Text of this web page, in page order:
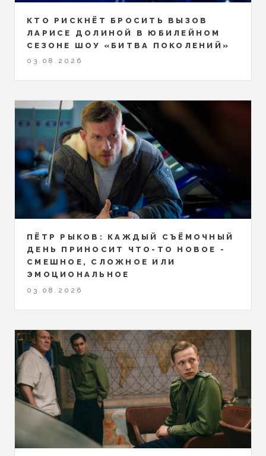
КТО РИСКНЁТ БРОСИТЬ ВЫЗОВ
ЛАРИСЕ ДОЛИНОЙ В ЮБИЛЕЙНОМ
СЕЗОНЕ ШОУ «БИТВА ПОКОЛЕНИЙ»
03.08.2026
ПЁТР РЫКОВ: КАЖДЫЙ СЪЁМОЧНЫЙ
ДЕНЬ ПРИНОСИТ ЧТО-ТО НОВОЕ -
СМЕШНОЕ, СЛОЖНОЕ ИЛИ
ЭМОЦИОНАЛЬНОЕ
03.08.2026